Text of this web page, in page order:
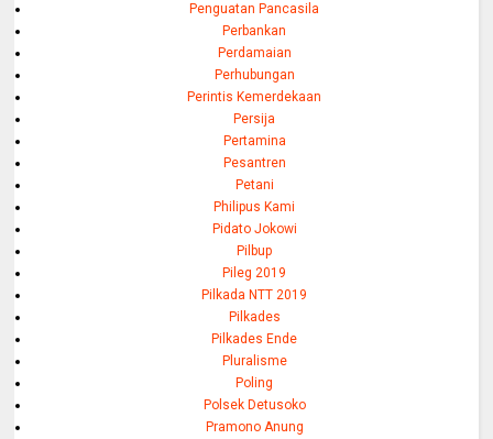
Penguatan Pancasila
Perbankan
Perdamaian
Perhubungan
Perintis Kemerdekaan
Persija
Pertamina
Pesantren
Petani
Philipus Kami
Pidato Jokowi
Pilbup
Pileg 2019
Pilkada NTT 2019
Pilkades
Pilkades Ende
Pluralisme
Poling
Polsek Detusoko
Pramono Anung